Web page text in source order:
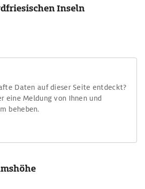
Inseln
Daten auf dieser Seite entdeckt?
eine Meldung von Ihnen und
beheben.